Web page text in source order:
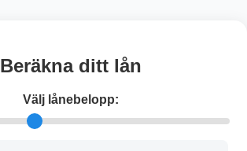
Beräkna ditt lån
Välj lånebelopp: